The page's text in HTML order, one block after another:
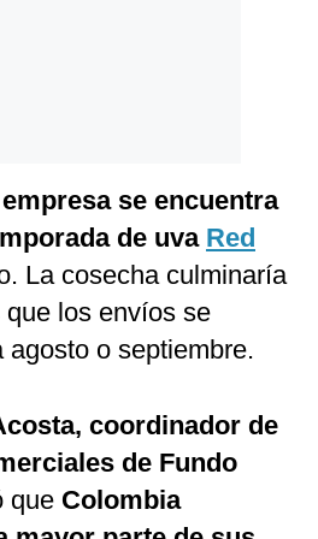
se encuentra
de uva Red
La cosecha culminaría
los envíos se
agosto o septiembre.
coordinador de
de Fundo
que Colombia